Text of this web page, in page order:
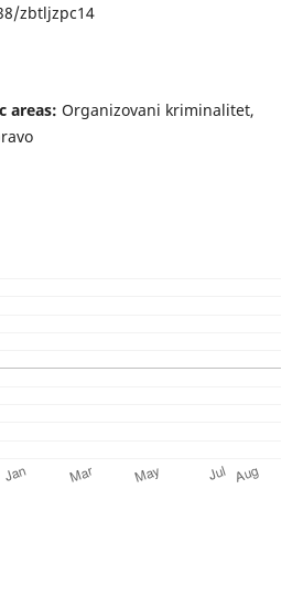
zbtljzpc14
areas: Organizovani kriminalitet,